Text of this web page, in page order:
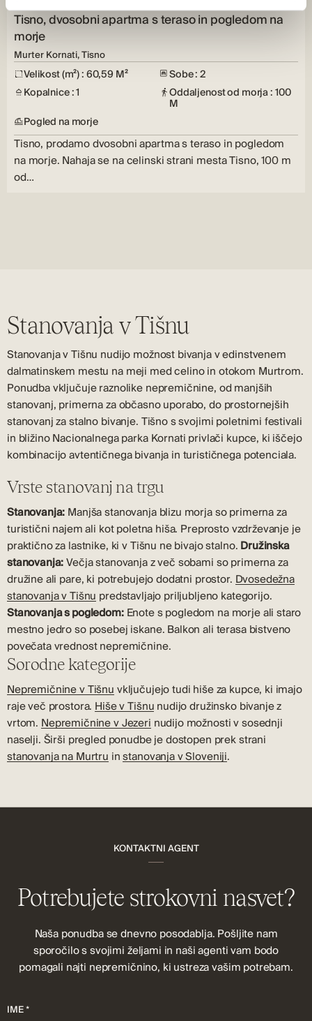
Tisno, dvosobni apartma s teraso in pogledom na
morje
Murter Kornati, Tisno
Velikost (m²) : 60,59 M²
Sobe : 2
Kopalnice : 1
Oddaljenost od morja : 100
M
Pogled na morje
Tisno, prodamo dvosobni apartma s teraso in pogledom
na morje. Nahaja se na celinski strani mesta Tisno, 100 m
od…
Stanovanja v Tišnu
Stanovanja v Tišnu nudijo možnost bivanja v edinstvenem
dalmatinskem mestu na meji med celino in otokom Murtrom.
Ponudba vključuje raznolike nepremičnine, od manjših
stanovanj, primerna za občasno uporabo, do prostornejših
stanovanj za stalno bivanje. Tišno s svojimi poletnimi festivali
in bližino Nacionalnega parka Kornati privlači kupce, ki iščejo
kombinacijo avtentičnega bivanja in turističnega potenciala.
Vrste stanovanj na trgu
Stanovanja: Manjša stanovanja blizu morja so primerna za
turistični najem ali kot poletna hiša. Preprosto vzdrževanje je
praktično za lastnike, ki v Tišnu ne bivajo stalno. Družinska
stanovanja:Večja stanovanja z več sobami so primerna za
družine ali pare, ki potrebujejo dodatni prostor. Dvosedežna
stanovanja v Tišnu predstavljajo priljubljeno kategorijo.
Stanovanja s pogledom:Enote s pogledom na morje ali staro
mestno jedro so posebej iskane. Balkon ali terasa bistveno
povečata vrednost nepremičnine.
Sorodne kategorije
Nepremičnine v Tišnu vključujejo tudi hiše za kupce, ki imajo
raje več prostora. Hiše v Tišnu nudijo družinsko bivanje z
vrtom. Nepremičnine v Jezeri nudijo možnosti v sosednji
naselji. Širši pregled ponudbe je dostopen prek strani
stanovanja na Murtru instanovanja v Sloveniji.
KONTAKTNI AGENT
Potrebujete strokovni nasvet?
Naša ponudba se dnevno posodablja. Pošljite nam
sporočilo s svojimi željami in naši agenti vam bodo
pomagali najti nepremičnino, ki ustreza vašim potrebam.
IME *